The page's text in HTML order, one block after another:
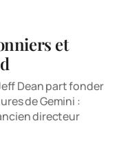
et
Dean part fonder
de Gemini :
directeur